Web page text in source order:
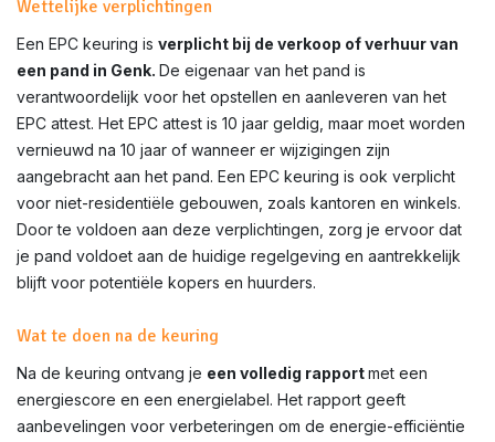
Wettelijke verplichtingen
Een EPC keuring is verplicht bij de verkoop of verhuur van
een pand in Genk. De eigenaar van het pand is
verantwoordelijk voor het opstellen en aanleveren van het
EPC attest. Het EPC attest is 10 jaar geldig, maar moet worden
vernieuwd na 10 jaar of wanneer er wijzigingen zijn
aangebracht aan het pand. Een EPC keuring is ook verplicht
voor niet-residentiële gebouwen, zoals kantoren en winkels.
Door te voldoen aan deze verplichtingen, zorg je ervoor dat
je pand voldoet aan de huidige regelgeving en aantrekkelijk
blijft voor potentiële kopers en huurders.
Wat te doen na de keuring
Na de keuring ontvang je een volledig rapportmet een
energiescore en een energielabel. Het rapport geeft
aanbevelingen voor verbeteringen om de energie-efficiëntie